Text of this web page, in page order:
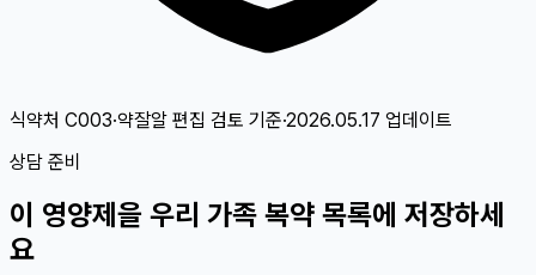
식약처 C003·약잘알 편집 검토 기준·2026.05.17 업데이트
상담 준비
이 영양제 을 우리 가족 복약 목록에 저장하세
요